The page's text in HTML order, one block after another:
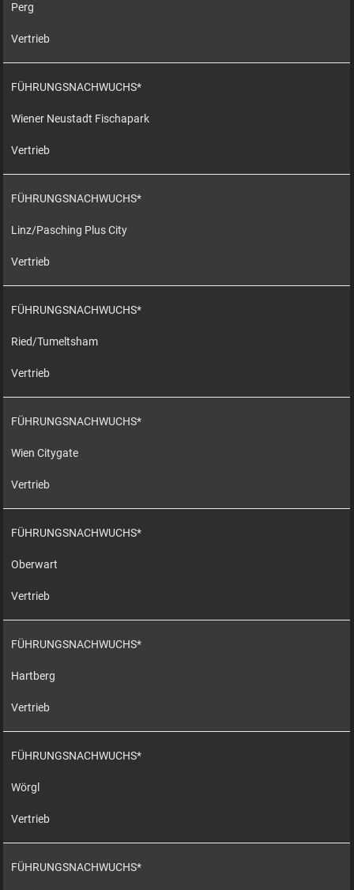
Perg
Vertrieb
FÜHRUNGSNACHWUCHS*
Wiener Neustadt Fischapark
Vertrieb
FÜHRUNGSNACHWUCHS*
Linz/Pasching Plus City
Vertrieb
FÜHRUNGSNACHWUCHS*
Ried/Tumeltsham
Vertrieb
FÜHRUNGSNACHWUCHS*
Wien Citygate
Vertrieb
FÜHRUNGSNACHWUCHS*
Oberwart
Vertrieb
FÜHRUNGSNACHWUCHS*
Hartberg
Vertrieb
FÜHRUNGSNACHWUCHS*
Wörgl
Vertrieb
FÜHRUNGSNACHWUCHS*